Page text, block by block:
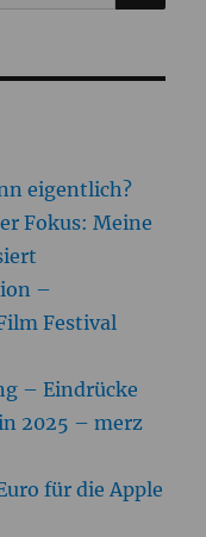
eigentlich?
Fokus: Meine
–
Festival
– Eindrücke
2025 – merz
für die Apple